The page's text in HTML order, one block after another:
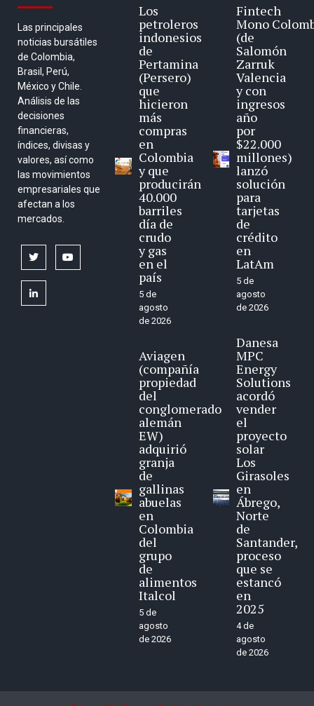
Las principales
noticias bursátiles
de Colombia,
Brasil, Perú,
México y Chile.
Análisis de las
decisiones
financieras,
índices, divisas y
valores, así como
las movimientos
empresariales que
afectan a los
mercados.
twitter
linkedin
Los
petroleros
indonesios
de
Pertamina
(Persero)
que
hicieron
más
compras
en
Colombia
y que
producirán
40.000
barriles
día de
crudo
y gas
en el
país
5 de
agosto
de 2026
Aviagen
(compañía
propiedad
del
conglomerado
alemán
EW)
adquirió
granja
de
gallinas
abuelas
en
Colombia
del
grupo
de
alimentos
Italcol
5 de
agosto
de 2026
Fintech
Mono
(de
Salomón
Zarruk
Valencia
y con
ingresos
año
por
$22.000
millones)
lanzó
solución
para
tarjetas
de
crédito
en
LatAm
5 de
agosto
de 2026
Danesa
MPC
Energy
Solutions
acordó
vender
el
proyecto
solar
Los
Girasoles
en
Ábrego,
Norte
de
Santander,
proceso
que se
estancó
en
2025
4 de
agosto
de 2026